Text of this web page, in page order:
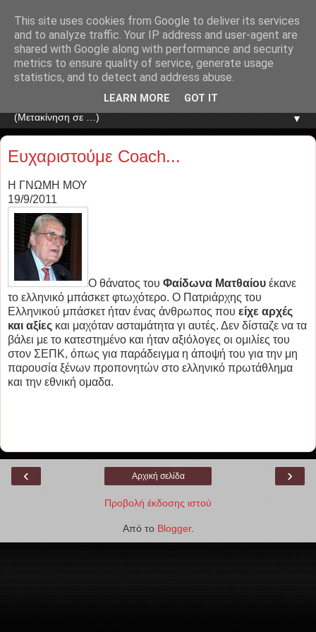
▼
Ευχαριστούμε Coach...
Η ΓΝΩΜΗ ΜΟΥ
19/9/2011
Ο θάνατος του Φαίδωνα Ματθαίου έκανε
το ελληνικό μπάσκετ φτωχότερο. Ο Πατριάρχης του
Ελληνικού μπάσκετ ήταν ένας άνθρωπος που είχε αρχές
και αξίες και μαχόταν ασταμάτητα γι αυτές. Δεν δίσταζε να τα
βάλει με το κατεστημένο και ήταν αξιόλογες οι ομιλίες του
στον ΣΕΠΚ, όπως για παράδειγμα η άποψή του για την μη
παρουσία ξένων προπονητών στο ελληνικό πρωτάθλημα
και την εθνική ομαδα.
‹ ›
Αρχική σελίδα
Προβολή έκδοσης ιστού
Από το Blogger.
This site uses cookies from Google to deliver its services
and to analyze traffic. Your IP address and user-agent are
shared with Google along with performance and security
metrics to ensure quality of service, generate usage
statistics, and to detect and address abuse.
LEARN MORE GOT IT